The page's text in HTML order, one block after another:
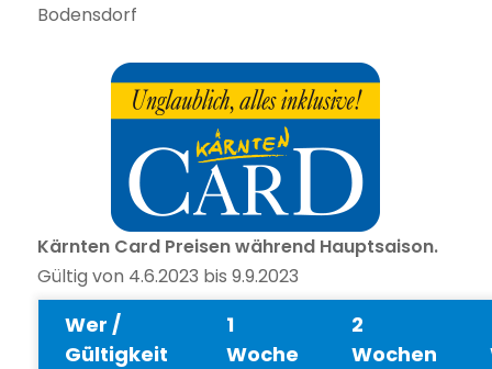
Bodensdorf
Kärnten Card Preisen während Hauptsaison.
Gültig von 4.6.2023 bis 9.9.2023
Wer /
Gültigkeit
1
Woche
2
Wochen